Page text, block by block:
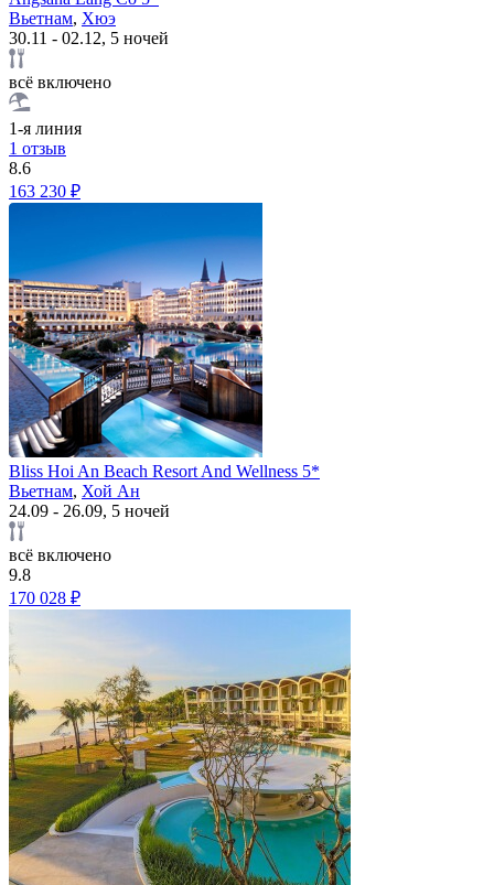
Вьетнам, Хюэ
30.11 - 02.12, 5 ночей
всё включено
1-я линия
1 отзыв
8.6
163 230 ₽
Bliss Hoi An Beach Resort And Wellness 5*
Вьетнам, Хой Ан
24.09 - 26.09, 5 ночей
всё включено
9.8
170 028 ₽